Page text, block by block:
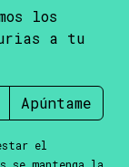
los
a tu
Apúntame
el